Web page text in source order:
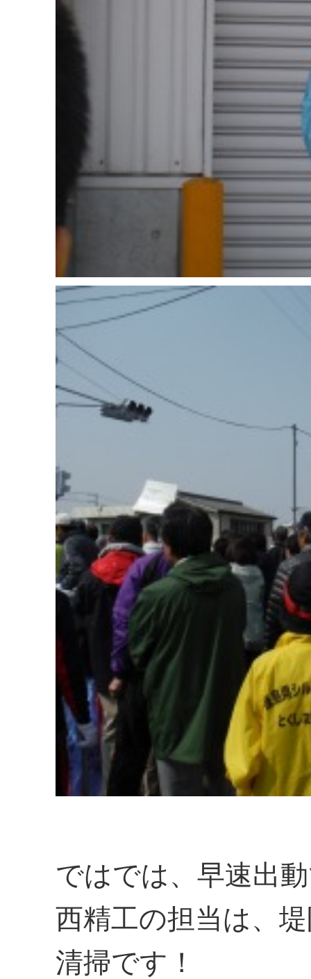
ではでは、早速出
西精工の担当は、
清掃です！